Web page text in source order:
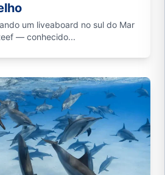
um liveaboard no sul do Mar
— conhecido...